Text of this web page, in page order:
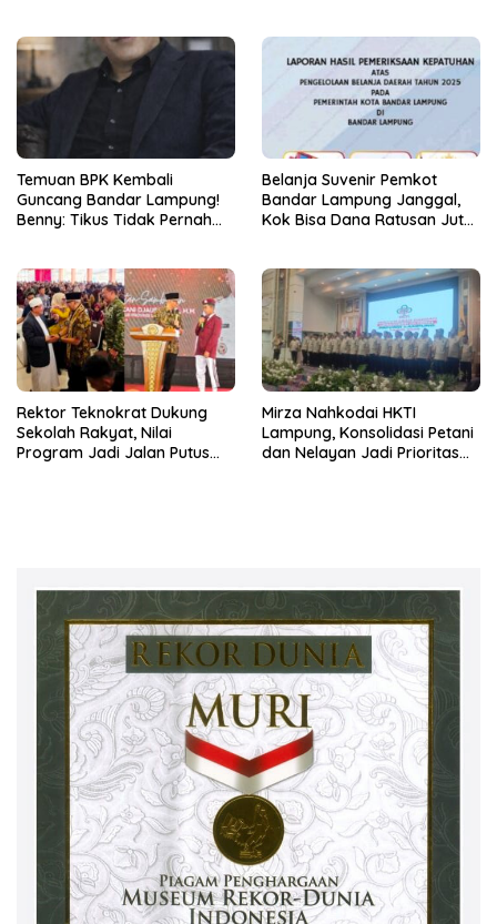
Temuan BPK Kembali
Guncang Bandar Lampung!
Benny: Tikus Tidak Pernah
Belanja Suvenir Pemkot
Bandar Lampung Janggal,
Kok Bisa Dana Ratusan Juta
Rektor Teknokrat Dukung
Sekolah Rakyat, Nilai
Program Jadi Jalan Putus
Mirza Nahkodai HKTI
Lampung, Konsolidasi Petani
dan Nelayan Jadi Prioritas